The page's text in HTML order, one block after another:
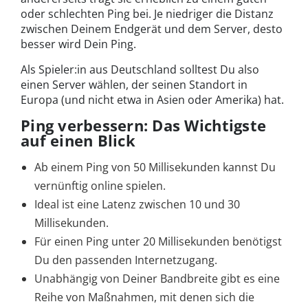
oder schlechten Ping bei. Je niedriger die Distanz
zwischen Deinem Endgerät und dem Server, desto
besser wird Dein Ping.
Als Spieler:in aus Deutschland solltest Du also
einen Server wählen, der seinen Standort in
Europa (und nicht etwa in Asien oder Amerika) hat.
Ping verbessern: Das Wichtigste
auf einen Blick
Ab einem Ping von 50 Millisekunden kannst Du
vernünftig online spielen.
Ideal ist eine Latenz zwischen 10 und 30
Millisekunden.
Für einen Ping unter 20 Millisekunden benötigst
Du den passenden Internetzugang.
Unabhängig von Deiner Bandbreite gibt es eine
Reihe von Maßnahmen, mit denen sich die